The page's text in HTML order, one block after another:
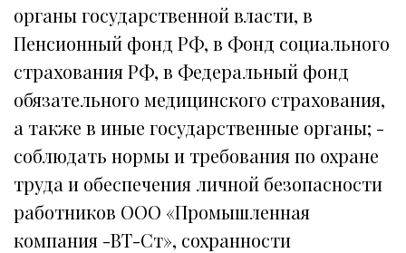
органы государственной власти, в
Пенсионный фонд РФ, в Фонд социального
страхования РФ, в Федеральный фонд
обязательного медицинского страхования,
а также в иные государственные органы; -
соблюдать нормы и требования по охране
труда и обеспечения личной безопасности
работников ООО «Промышленная
компания -ВТ-Ст», сохранности